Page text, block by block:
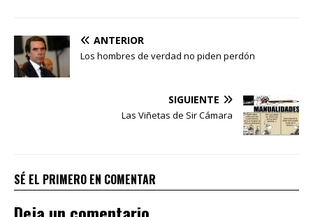
ANTERIOR
Los hombres de verdad no piden perdón
SIGUIENTE
Las Viñetas de Sir Cámara
SÉ EL PRIMERO EN COMENTAR